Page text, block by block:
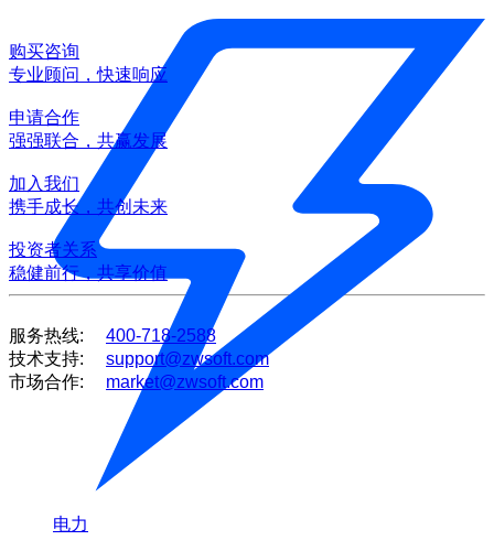
电力
购买咨询
专业顾问，快速响应
申请合作
强强联合，共赢发展
加入我们
携手成长，共创未来
投资者关系
稳健前行，共享价值
服务热线:
400-718-2588
技术支持:
support@zwsoft.com
市场合作:
market@zwsoft.com